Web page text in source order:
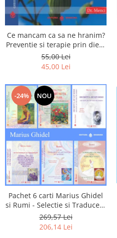
Ce mancam ca sa ne hranim?
Preventie si terapie prin dieta
in bolile cardiovasculare si in
diabetul zaharat
55,00 Lei
45,00 Lei
-24% NOU
Pachet 6 carti Marius Ghidel
si Rumi - Selectie si Traducere
de Marius Ghidel
269,57 Lei
206,14 Lei